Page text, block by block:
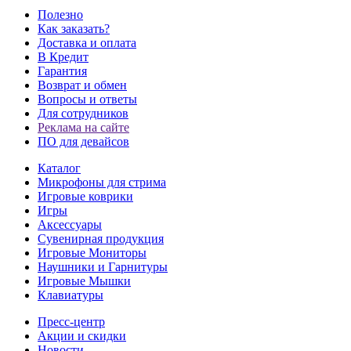
Полезно
Как заказать?
Доставка и оплата
В Кредит
Гарантия
Возврат и обмен
Вопросы и ответы
Для сотрудников
Реклама на сайте
ПО для девайсов
Каталог
Микрофоны для стрима
Игровые коврики
Игры
Аксессуары
Сувенирная продукция
Игровые Мониторы
Наушники и Гарнитуры
Игровые Мышки
Клавиатуры
Пресс-центр
Акции и скидки